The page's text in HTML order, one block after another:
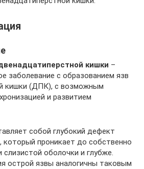
кишки –
заболевание с образованием язв
кишки (ДПК), с возможным
и развитием
собой глубокий дефект
который проникает до собственно
оболочки и глубже.
острой язвы аналогичны таковым